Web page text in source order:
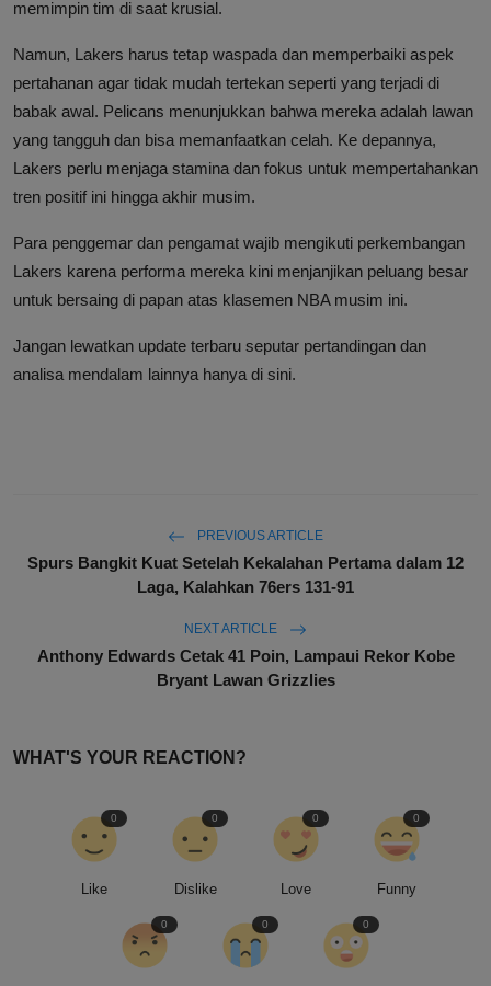
memimpin tim di saat krusial.
Namun, Lakers harus tetap waspada dan memperbaiki aspek
pertahanan agar tidak mudah tertekan seperti yang terjadi di
babak awal. Pelicans menunjukkan bahwa mereka adalah lawan
yang tangguh dan bisa memanfaatkan celah. Ke depannya,
Lakers perlu menjaga stamina dan fokus untuk mempertahankan
tren positif ini hingga akhir musim.
Para penggemar dan pengamat wajib mengikuti perkembangan
Lakers karena performa mereka kini menjanjikan peluang besar
untuk bersaing di papan atas klasemen NBA musim ini.
Jangan lewatkan update terbaru seputar pertandingan dan
analisa mendalam lainnya hanya di sini.
PREVIOUS ARTICLE
Spurs Bangkit Kuat Setelah Kekalahan Pertama dalam 12
Laga, Kalahkan 76ers 131-91
NEXT ARTICLE
Anthony Edwards Cetak 41 Poin, Lampaui Rekor Kobe
Bryant Lawan Grizzlies
WHAT'S YOUR REACTION?
Like
0
Dislike
0
Love
0
Funny
0
0 0 0